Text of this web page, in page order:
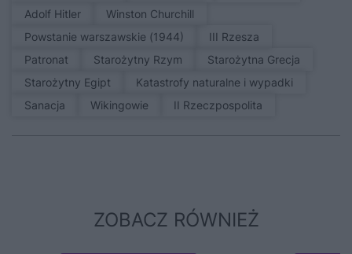
Adolf Hitler
Winston Churchill
Powstanie warszawskie (1944)
III Rzesza
patronat
Starożytny Rzym
Starożytna Grecja
Starożytny Egipt
Katastrofy naturalne i wypadki
sanacja
Wikingowie II Rzeczpospolita
ZOBACZ RÓWNIEŻ